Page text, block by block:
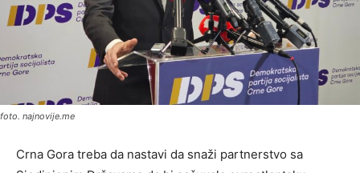
foto. najnovije.me
Crna Gora treba da nastavi da snaži partnerstvo sa